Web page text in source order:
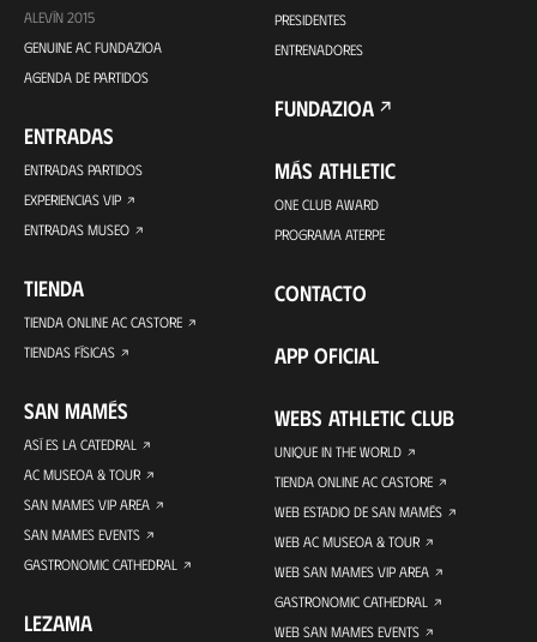
ALEVÍN 2015
GENUINE AC FUNDAZIOA
AGENDA DE PARTIDOS
ENTRADAS
ENTRADAS PARTIDOS
EXPERIENCIAS VIP
ENTRADAS MUSEO
TIENDA
TIENDA ONLINE AC CASTORE
TIENDAS FÍSICAS
SAN MAMÉS
ASÍ ES LA CATEDRAL
AC MUSEOA & TOUR
SAN MAMES VIP AREA
SAN MAMES EVENTS
GASTRONOMIC CATHEDRAL
LEZAMA
PRESIDENTES
ENTRENADORES
FUNDAZIOA
MÁS ATHLETIC
ONE CLUB AWARD
PROGRAMA ATERPE
CONTACTO
APP OFICIAL
WEBS ATHLETIC CLUB
UNIQUE IN THE WORLD
TIENDA ONLINE AC CASTORE
WEB ESTADIO DE SAN MAMÉS
WEB AC MUSEOA & TOUR
WEB SAN MAMES VIP AREA
GASTRONOMIC CATHEDRAL
WEB SAN MAMES EVENTS